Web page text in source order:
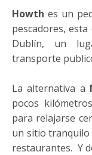
Howth es un
pescadores,
Dublín, un
transporte
La alternativa a
pocos
para relajarse
un sitio tranquilo
restaurantes. Y